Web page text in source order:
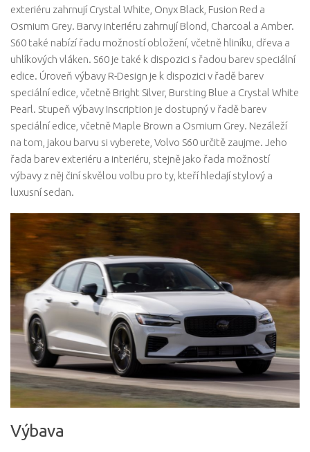
exteriéru zahrnují Crystal White, Onyx Black, Fusion Red a
Osmium Grey. Barvy interiéru zahrnují Blond, Charcoal a Amber.
S60 také nabízí řadu možností obložení, včetně hliníku, dřeva a
uhlíkových vláken. S60 je také k dispozici s řadou barev speciální
edice. Úroveň výbavy R-Design je k dispozici v řadě barev
speciální edice, včetně Bright Silver, Bursting Blue a Crystal White
Pearl. Stupeň výbavy Inscription je dostupný v řadě barev
speciální edice, včetně Maple Brown a Osmium Grey. Nezáleží
na tom, jakou barvu si vyberete, Volvo S60 určitě zaujme. Jeho
řada barev exteriéru a interiéru, stejně jako řada možností
výbavy z něj činí skvělou volbu pro ty, kteří hledají stylový a
luxusní sedan.
Výbava